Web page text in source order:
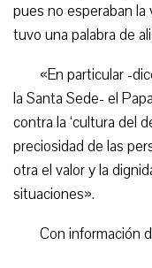
pues no esperaban la
tuvo una palabra de
«En particular -
la Santa Sede- el
contra la ‘cultura del
preciosidad de las
otra el valor y la
situaciones».
Con información